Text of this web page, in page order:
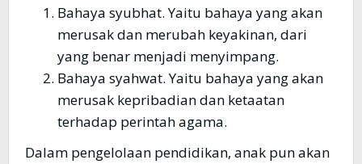
Bahaya syubhat. Yaitu bahaya yang akan
merusak dan merubah keyakinan, dari
yang benar menjadi menyimpang.
Bahaya syahwat. Yaitu bahaya yang akan
merusak kepribadian dan ketaatan
terhadap perintah agama.
Dalam pengelolaan pendidikan, anak pun akan